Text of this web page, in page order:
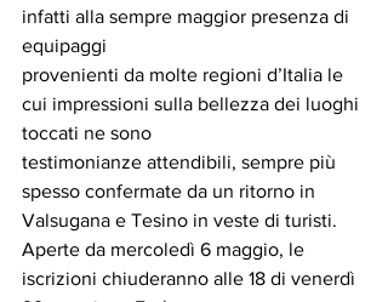
infatti alla sempre maggior presenza di
equipaggi
provenienti da molte regioni d’Italia le
cui impressioni sulla bellezza dei luoghi
toccati ne sono
testimonianze attendibili, sempre più
spesso confermate da un ritorno in
Valsugana e Tesino in veste di turisti.
Aperte da mercoledì 6 maggio, le
iscrizioni chiuderanno alle 18 di venerdì